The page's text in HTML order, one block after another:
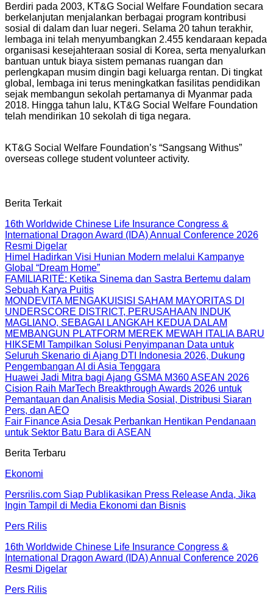
Berdiri pada 2003, KT&G Social Welfare Foundation secara
berkelanjutan menjalankan berbagai program kontribusi
sosial di dalam dan luar negeri. Selama 20 tahun terakhir,
lembaga ini telah menyumbangkan 2.455 kendaraan kepada
organisasi kesejahteraan sosial di Korea, serta menyalurkan
bantuan untuk biaya sistem pemanas ruangan dan
perlengkapan musim dingin bagi keluarga rentan. Di tingkat
global, lembaga ini terus meningkatkan fasilitas pendidikan
sejak membangun sekolah pertamanya di Myanmar pada
2018. Hingga tahun lalu, KT&G Social Welfare Foundation
telah mendirikan 10 sekolah di tiga negara.
KT&G Social Welfare Foundation’s “Sangsang Withus”
overseas college student volunteer activity.
Berita Terkait
16th Worldwide Chinese Life Insurance Congress &
International Dragon Award (IDA) Annual Conference 2026
Resmi Digelar
Himel Hadirkan Visi Hunian Modern melalui Kampanye
Global “Dream Home”
FAMILIARITÉ: Ketika Sinema dan Sastra Bertemu dalam
Sebuah Karya Puitis
MONDEVITA MENGAKUISISI SAHAM MAYORITAS DI
UNDERSCORE DISTRICT, PERUSAHAAN INDUK
MAGLIANO, SEBAGAI LANGKAH KEDUA DALAM
MEMBANGUN PLATFORM MEREK MEWAH ITALIA BARU
HIKSEMI Tampilkan Solusi Penyimpanan Data untuk
Seluruh Skenario di Ajang DTI Indonesia 2026, Dukung
Pengembangan AI di Asia Tenggara
Huawei Jadi Mitra bagi Ajang GSMA M360 ASEAN 2026
Cision Raih MarTech Breakthrough Awards 2026 untuk
Pemantauan dan Analisis Media Sosial, Distribusi Siaran
Pers, dan AEO
Fair Finance Asia Desak Perbankan Hentikan Pendanaan
untuk Sektor Batu Bara di ASEAN
Berita Terbaru
Ekonomi
Persrilis.com Siap Publikasikan Press Release Anda, Jika
Ingin Tampil di Media Ekonomi dan Bisnis
Pers Rilis
16th Worldwide Chinese Life Insurance Congress &
International Dragon Award (IDA) Annual Conference 2026
Resmi Digelar
Pers Rilis